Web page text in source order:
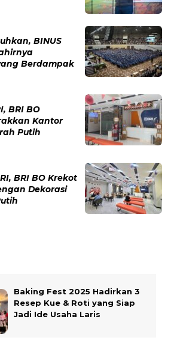
BINUS
Berdampak
BRI BO
Kantor
Putih
BRI BO Krekot
Dekorasi
Baking Fest 2025 Hadirkan 3
Resep Kue & Roti yang Siap
Jadi Ide Usaha Laris